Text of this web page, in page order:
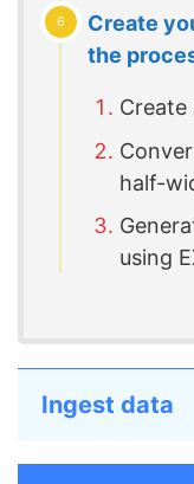
Create
the
half-
using
Ingest data